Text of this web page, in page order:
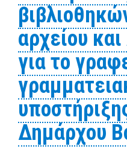
αρχείου
για το
Δημάρχου